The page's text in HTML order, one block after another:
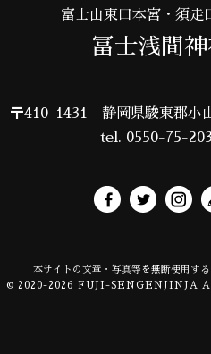
富士山東口本宮・須走
冨士浅間
〒410-1431
静岡県駿東郡小
tel. 0550-75-
本サイトの文章・写真等を無断使用する
© 2020-2026 FUJI-SENGENJINJA